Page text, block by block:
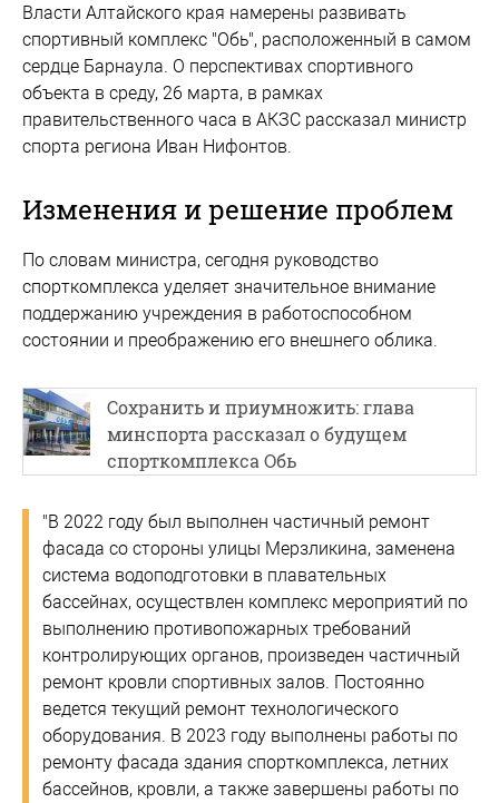
Власти Алтайского края намерены развивать
спортивный комплекс "Обь", расположенный в самом
сердце Барнаула. О перспективах спортивного
объекта в среду, 26 марта, в рамках
правительственного часа в АКЗС рассказал министр
спорта региона Иван Нифонтов.
Изменения и решение проблем
По словам министра, сегодня руководство
спорткомплекса уделяет значительное внимание
поддержанию учреждения в работоспособном
состоянии и преображению его внешнего облика.
Сохранить и приумножить: глава
минспорта рассказал о будущем
спорткомплекса Обь
"В 2022 году был выполнен частичный ремонт
фасада со стороны улицы Мерзликина, заменена
система водоподготовки в плавательных
бассейнах, осуществлен комплекс мероприятий по
выполнению противопожарных требований
контролирующих органов, произведен частичный
ремонт кровли спортивных залов. Постоянно
ведется текущий ремонт технологического
оборудования. В 2023 году выполнены работы по
ремонту фасада здания спорткомплекса, летних
бассейнов, кровли, а также завершены работы по